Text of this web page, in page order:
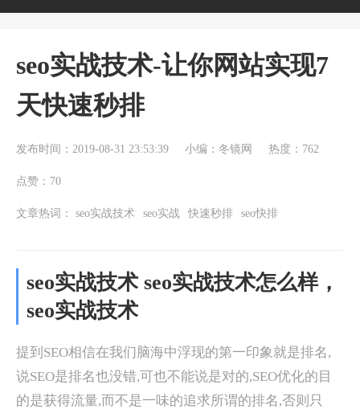
seo实战技术-让你网站实现7
天快速秒排
发布时间：2019-08-31 23:53:39 小编：冬镜网 热度：762
点赞：70
文章热词： seo实战技术 seo实战 快速秒排 seo快排
seo实战技术 seo实战技术怎么样，
seo实战技术
提到SEO相信在我们脑海中浮现的第一印象就是排名,
说SEO是排名也没错,可也不能说是对的,SEO优化的目
的是获得流量,而不是一味的追求所谓的排名,否则只